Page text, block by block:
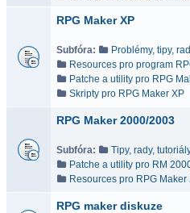
RPG Maker XP
Subfóra: Problémy, tipy,
Resources pro program
Patche a utility pro RPG
Skripty pro RPG Maker XP
RPG Maker 2000/2003
Subfóra: Tipy, rady,
Patche a utility pro RM
Resources pro RPG
RPG maker diskuze